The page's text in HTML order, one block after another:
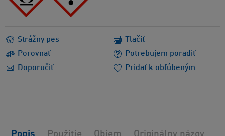
Strážny pes
Porovnať
Potrebujem poradiť
Doporučiť
Tlačiť
Pridať k obľúbeným